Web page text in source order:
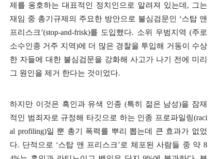
제를 옹호하는 대표적인 정치인으로 알려져 있는데 , 그는
재임 중 총기규제의 주요한 방안으로 불심검문인 ‘스탑 앤
프리스크’(stop-and-frisk)를 도입했다. 소위 우범지역 (주로
소수인종 거주 지역)에 더 많은 경찰을 투입해 거동이 수상
한 자들에 대한 불심검문을 강화해 사고가 나기 전에 미리
그 원인을 제거 한다는 것이었다.
하지만 이것은 흑인과 유색 인종 (특히 젊은 남성)을 잠재
적인 범죄자로 규정해 타깃으로 하는 인종 프로파일링(raci
al profiling)일 뿐 총기 폭력를 뿌리 뽑는데 큰 효과가 없었
다. 단적으로 ‘스탑 앤 프리스크’ 로 체포된 사람들 중 약8